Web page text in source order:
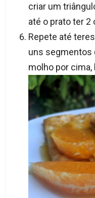
criar um
até o prato ter 2
Repete até
uns segmentos
molho por